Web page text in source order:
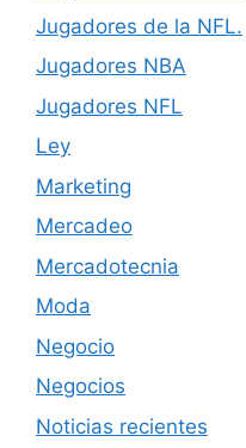
Jugadores de la NFL.
Jugadores NBA
Jugadores NFL
Ley
Marketing
Mercadeo
Mercadotecnia
Moda
Negocio
Negocios
Noticias recientes